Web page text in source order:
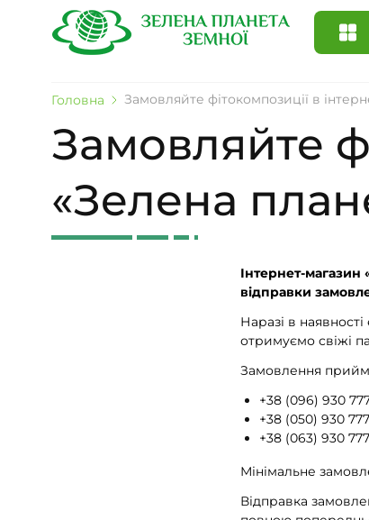
Головна Замовляйте фітокомпозиції в
Замовляйте
«Зелена
Інтернет-магазин
відправки
Наразі в
отримуємо свіжі
Замовлення
+38 (096) 930
+38 (050) 930
+38 (063) 930
Мінімальне
Відправка